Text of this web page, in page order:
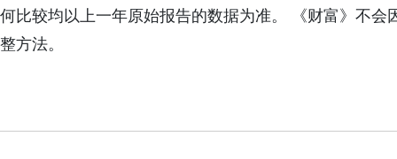
何比较均以上一年原始报告的数据为准。 《财富》不
整方法。